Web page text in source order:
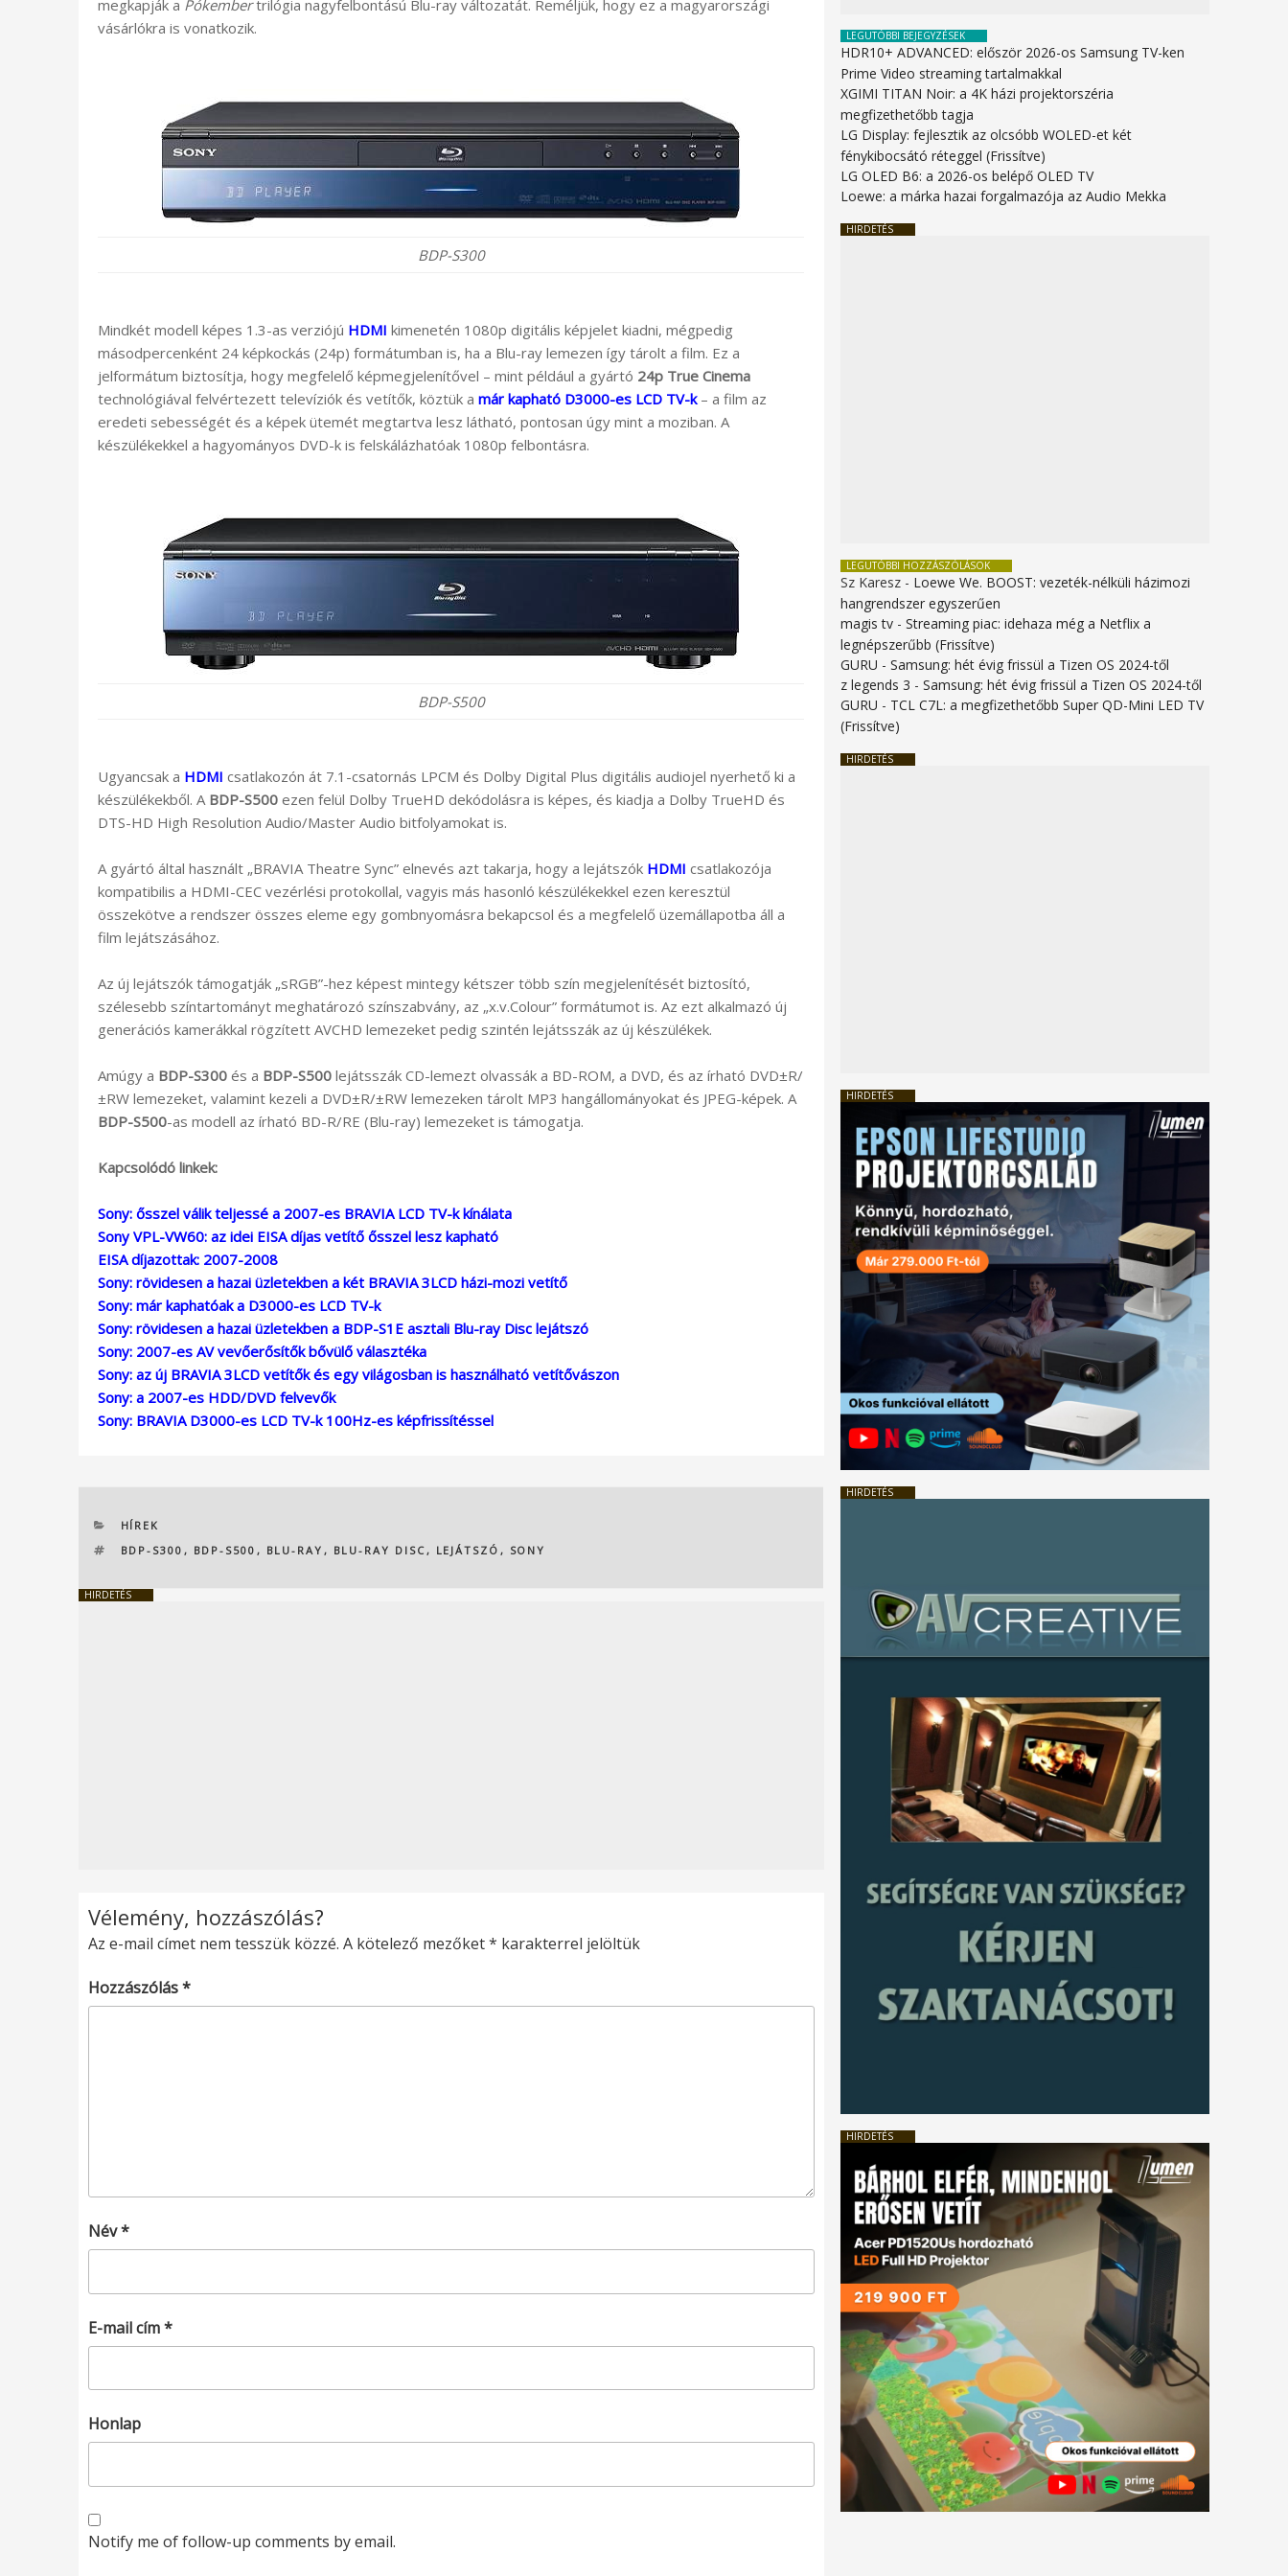
megkapják a Pókembertrilógia nagyfelbontású Blu-ray változatát. Reméljük, hogy ez a magyarországi
vásárlókra is vonatkozik.
BDP-S300
Mindkét modell képes 1.3-as verziójú HDMI kimenetén 1080p digitális képjelet kiadni, mégpedig
másodpercenként 24 képkockás (24p) formátumban is, ha a Blu-ray lemezen így tárolt a film. Ez a
jelformátum biztosítja, hogy megfelelő képmegjelenítővel – mint például a gyártó 24p True Cinema
technológiával felvértezett televíziók és vetítők, köztük a már kapható D3000-es LCD TV-k– a film az
eredeti sebességét és a képek ütemét megtartva lesz látható, pontosan úgy mint a moziban. A
készülékekkel a hagyományos DVD-k is felskálázhatóak 1080p felbontásra.
BDP-S500
Ugyancsak a HDMI csatlakozón át 7.1-csatornás LPCM és Dolby Digital Plus digitális audiojel nyerhető ki a
készülékekből. A BDP-S500 ezen felül Dolby TrueHD dekódolásra is képes, és kiadja a Dolby TrueHD és
DTS-HD High Resolution Audio/Master Audio bitfolyamokat is.
A gyártó által használt „BRAVIA Theatre Sync” elnevés azt takarja, hogy a lejátszók HDMI csatlakozója
kompatibilis a HDMI-CEC vezérlési protokollal, vagyis más hasonló készülékekkel ezen keresztül
összekötve a rendszer összes eleme egy gombnyomásra bekapcsol és a megfelelő üzemállapotba áll a
film lejátszásához.
Az új lejátszók támogatják „sRGB”-hez képest mintegy kétszer több szín megjelenítését biztosító,
szélesebb színtartományt meghatározó színszabvány, az „x.v.Colour” formátumot is. Az ezt alkalmazó új
generációs kamerákkal rögzített AVCHD lemezeket pedig szintén lejátsszák az új készülékek.
Amúgy a BDP-S300 és a BDP-S500 lejátsszák CD-lemezt olvassák a BD-ROM, a DVD, és az írható DVD±R/
±RW lemezeket, valamint kezeli a DVD±R/±RW lemezeken tárolt MP3 hangállományokat és JPEG-képek. A
BDP-S500-as modell az írható BD-R/RE (Blu-ray) lemezeket is támogatja.
Kapcsolódó linkek:
Sony: ősszel válik teljessé a 2007-es BRAVIA LCD TV-k kínálata
Sony VPL-VW60: az idei EISA díjas vetítő ősszel lesz kapható
EISA díjazottak: 2007-2008
Sony: rövidesen a hazai üzletekben a két BRAVIA 3LCD házi-mozi vetítő
Sony: már kaphatóak a D3000-es LCD TV-k
Sony: rövidesen a hazai üzletekben a BDP-S1E asztali Blu-ray Disc lejátszó
Sony: 2007-es AV vevőerősítők bővülő választéka
Sony: az új BRAVIA 3LCD vetítők és egy világosban is használható vetítővászon
Sony: a 2007-es HDD/DVD felvevők
Sony: BRAVIA D3000-es LCD TV-k 100Hz-es képfrissítéssel
KATEGÓRIÁK
HÍREK
CÍMKÉK
BDP-S300 , BDP-S500 , BLU-RAY , BLU-RAY DISC, LEJÁTSZÓ , SONY
HIRDETÉS
Vélemény, hozzászólás?
Az e-mail címet nem tesszük közzé. A kötelező mezőket* karakterrel jelöltük
Hozzászólás*
Név*
E-mail cím*
Honlap
Notify me of follow-up comments by email.
LEGUTÓBBI BEJEGYZÉSEK
HDR10+ ADVANCED: először 2026-os Samsung TV-ken
Prime Video streaming tartalmakkal
XGIMI TITAN Noir: a 4K házi projektorszéria
megfizethetőbb tagja
LG Display: fejlesztik az olcsóbb WOLED-et két
fénykibocsátó réteggel (Frissítve)
LG OLED B6: a 2026-os belépő OLED TV
Loewe: a márka hazai forgalmazója az Audio Mekka
HIRDETÉS
LEGUTÓBBI HOZZÁSZÓLÁSOK
Sz Karesz - Loewe We. BOOST: vezeték-nélküli házimozi
hangrendszer egyszerűen
magis tv -Streaming piac: idehaza még a Netflix a
legnépszerűbb (Frissítve)
GURU -Samsung: hét évig frissül a Tizen OS 2024-től
z legends 3 -Samsung: hét évig frissül a Tizen OS 2024-től
GURU - TCL C7L: a megfizethetőbb Super QD-Mini LED TV
(Frissítve)
HIRDETÉS
HIRDETÉS
HIRDETÉS
HIRDETÉS